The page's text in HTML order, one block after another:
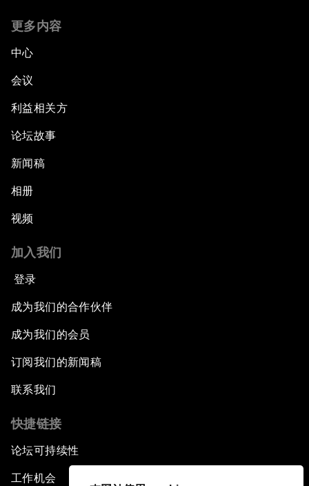
更多内容
中心
会议
利益相关方
论坛故事
新闻稿
相册
视频
加入我们
登录
成为我们的合作伙伴
成为我们的会员
订阅我们的新闻稿
联系我们
快捷链接
论坛可持续性
工作机会